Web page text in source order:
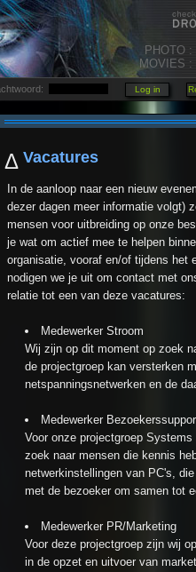
PHOTO :
MOVIES :
Δ Vacatures
In de aanloop naar een nieuw
dezer dagen meer informatie volgt)
mensen voor uitbreiding op onze
je wat om actief mee te helpen
organisatie, vooraf en/of tijdens het
nodigen we je uit om contact met
relatie tot een van deze vacatures:
Medewerker Stroom
Wij zijn op dit moment op zoek
de projectgroep kan versterken
netspanningsnetwerken en de
Medewerker
Voor onze projectgroep
zoek naar mensen die kennis
netwerkinstellingen van PC's,
met de bezoeker om samen tot
Medewerker PR/Marketing
Voor deze projectgroep zijn wij
in de opzet en uitvoer van